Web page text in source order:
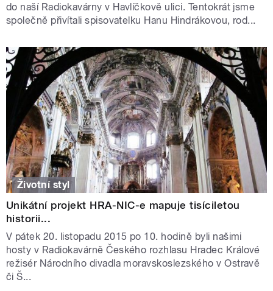
do naší Radiokavárny v Havlíčkově ulici. Tentokrát jsme
společně přivítali spisovatelku Hanu Hindrákovou, rod...
Životní styl
Unikátní projekt HRA-NIC-e mapuje tisíciletou
historii...
V pátek 20. listopadu 2015 po 10. hodině byli našimi
hosty v Radiokavárně Českého rozhlasu Hradec Králové
režisér Národního divadla moravskoslezského v Ostravě
či Š...